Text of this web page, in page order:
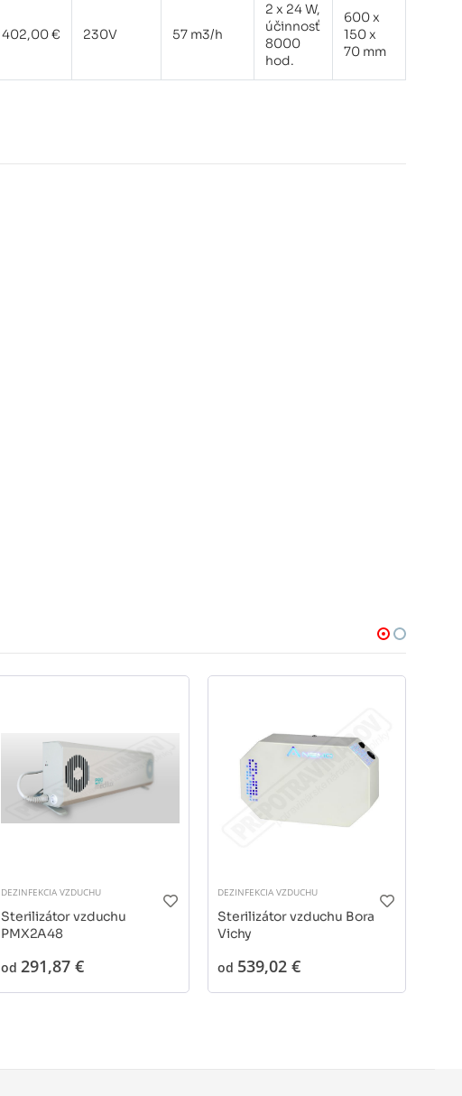
402,00 € 230V 57 m3/h
2 x 24 W,
účinnosť
8000
hod.
600 x
150 x
70 mm
DEZINFEKCIA VZDUCHU
Sterilizátor vzduchu
PMX2A48
od 291,87 €
DEZINFEKCIA VZDUCHU
Sterilizátor vzduchu Bora
Vichy
od 539,02 €